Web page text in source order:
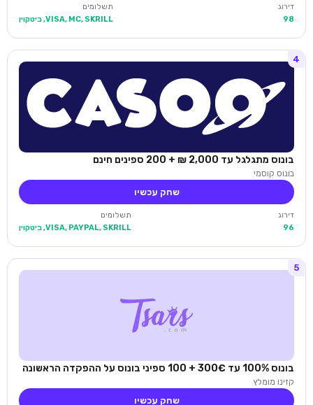
דירוג
98
תשלומים
VISA, MC, SKRILL, ביטקוין
4
בונוס מתגלגל עד 2,000 ₪ + 200 ספינים חינם
בונוס קוסמי
שחק עכשיו
דירוג
96
תשלומים
VISA, PAYPAL, SKRILL, ביטקוין
5
בונוס 100% עד 300€ + 100 ספיני בונוס על ההפקדה הראשונה
קזינו מומלץ
שחק עכשיו